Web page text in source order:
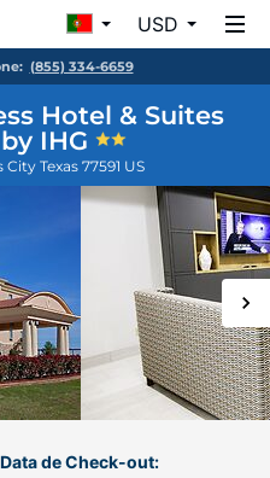
USD
(855) 334-6659
Hotel & Suites
IHG
CityTexas 77591 US
Data de Check-out: